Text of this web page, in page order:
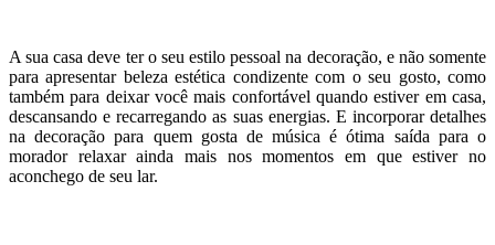
A sua casa deve ter o seu estilo pessoal na decoração, e não somente
para apresentar beleza estética condizente com o seu gosto, como
também para deixar você mais confortável quando estiver em casa,
descansando e recarregando as suas energias. E incorporar detalhes
na decoração para quem gosta de música é ótima saída para o
morador relaxar ainda mais nos momentos em que estiver no
aconchego de seu lar.